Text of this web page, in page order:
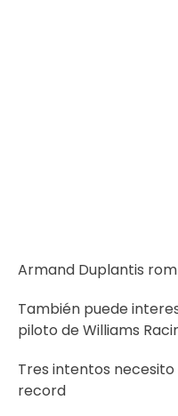
Armand Duplantis
También puede
piloto de Williams
Tres intentos
record